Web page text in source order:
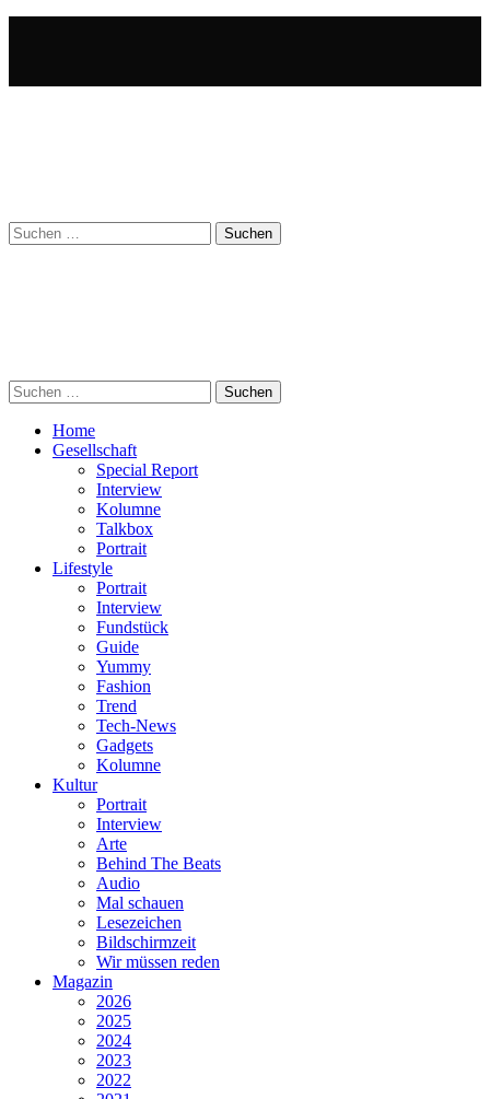
Suchen
nach:
Suchen
nach:
Home
Gesellschaft
Special Report
Interview
Kolumne
Talkbox
Portrait
Lifestyle
Portrait
Interview
Fundstück
Guide
Yummy
Fashion
Trend
Tech-News
Gadgets
Kolumne
Kultur
Portrait
Interview
Arte
Behind The Beats
Audio
Mal schauen
Lesezeichen
Bildschirmzeit
Wir müssen reden
Magazin
2026
2025
2024
2023
2022